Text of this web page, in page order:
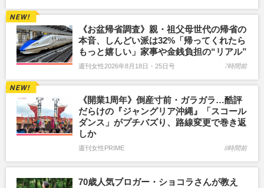
《お盆帰省調査》親・祖父母世代の帰省の
本音、しんどい派は32%「帰ってくれたら
もっと嬉しい」家事や金銭負担の“リアル”
週刊女性2026年8月18日・25日号 7時間前
《開業1周年》倒産寸前・ガラガラ…酷評
だらけの『ジャングリア沖縄』「スコール
ダンス」がプチバズり、路線変更で巻き返
しか
週刊女性PRIME 8時間前
70歳人気ブロガー・ショコラさんが教え